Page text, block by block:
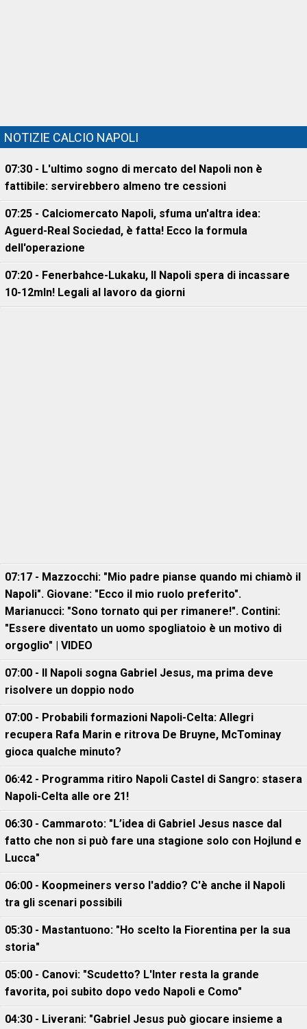
NOTIZIE CALCIO NAPOLI
07:30 - L'ultimo sogno di mercato del Napoli non è
fattibile: servirebbero almeno tre cessioni
07:25 - Calciomercato Napoli, sfuma un'altra idea:
Aguerd-Real Sociedad, è fatta! Ecco la formula
dell'operazione
07:20 - Fenerbahce-Lukaku, ll Napoli spera di incassare
10-12mln! Legali al lavoro da giorni
07:17 - Mazzocchi: "Mio padre pianse quando mi chiamò il
Napoli". Giovane: "Ecco il mio ruolo preferito".
Marianucci: "Sono tornato qui per rimanere!". Contini:
"Essere diventato un uomo spogliatoio è un motivo di
orgoglio" | VIDEO
07:00 - Il Napoli sogna Gabriel Jesus, ma prima deve
risolvere un doppio nodo
07:00 - Probabili formazioni Napoli-Celta: Allegri
recupera Rafa Marin e ritrova De Bruyne, McTominay
gioca qualche minuto?
06:42 - Programma ritiro Napoli Castel di Sangro: stasera
Napoli-Celta alle ore 21!
06:30 - Cammaroto: "L’idea di Gabriel Jesus nasce dal
fatto che non si può fare una stagione solo con Hojlund e
Lucca"
06:00 - Koopmeiners verso l'addio? C'è anche il Napoli
tra gli scenari possibili
05:30 - Mastantuono: "Ho scelto la Fiorentina per la sua
storia"
05:00 - Canovi: "Scudetto? L'Inter resta la grande
favorita, poi subito dopo vedo Napoli e Como"
04:30 - Liverani: "Gabriel Jesus può giocare insieme a